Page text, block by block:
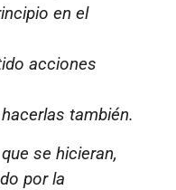
en el
acciones
también.
se hicieran,
por la